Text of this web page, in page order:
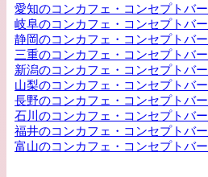
愛知のコンカフェ・コンセプトバー
岐阜のコンカフェ・コンセプトバー
静岡のコンカフェ・コンセプトバー
三重のコンカフェ・コンセプトバー
新潟のコンカフェ・コンセプトバー
山梨のコンカフェ・コンセプトバー
長野のコンカフェ・コンセプトバー
石川のコンカフェ・コンセプトバー
福井のコンカフェ・コンセプトバー
富山のコンカフェ・コンセプトバー